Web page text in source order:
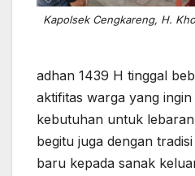
Kapolsek Cengkareng, H.
adhan 1439 H tinggal
aktifitas warga yang
kebutuhan untuk
begitu juga dengan
baru kepada sanak